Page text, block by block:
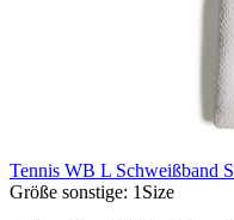
Tennis WB L Schweißband
Größe sonstige: 1Size